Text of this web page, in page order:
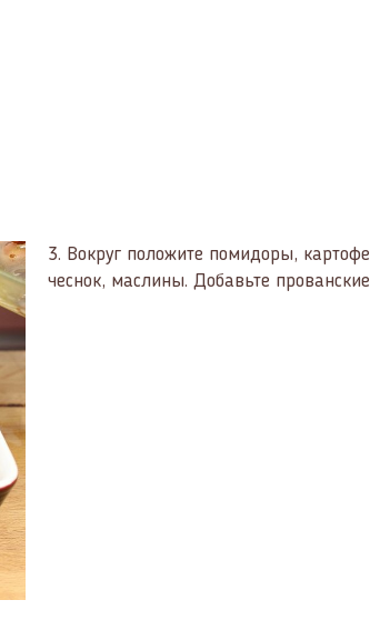
3. Вокруг положите помидоры,
чеснок, маслины. Добавьте